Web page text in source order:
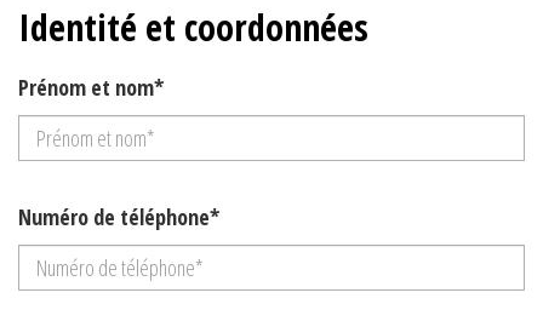
Identité et coordonnées
Prénom et nom*
Numéro de téléphone*